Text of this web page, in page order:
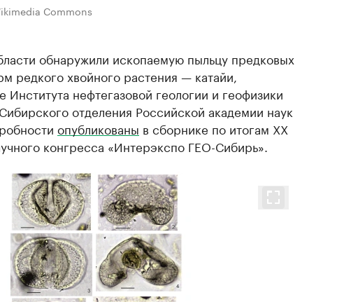
Commons
обнаружили ископаемую пыльцу предковых
редкого хвойного растения — катайи,
Института нефтегазовой геологии и геофизики
отделения Российской академии наук
опубликованы в сборнике по итогам XX
конгресса «Интерэкспо ГЕО-Сибирь».